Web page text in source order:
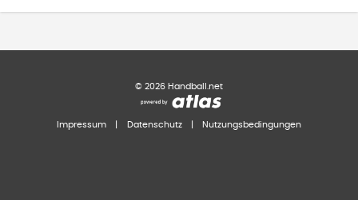
© 2026 Handball.net
Impressum Datenschutz Nutzungsbedingungen